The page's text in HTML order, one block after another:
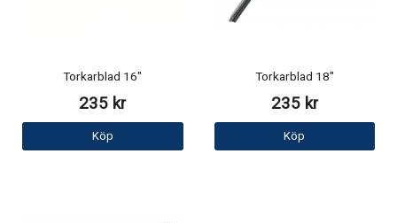
Torkarblad 16"
235 kr
Köp
Torkarblad 18"
235 kr
Köp